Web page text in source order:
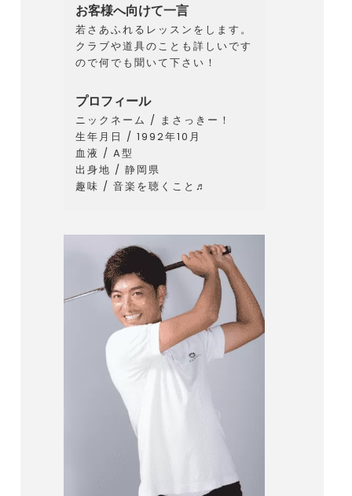
お客様へ向けて一言
若さあふれるレッスンをします。
クラブや道具のことも詳しいです
ので何でも聞いて下さい！
プロフィール
ニックネーム / まさっきー！
生年月日 / 1992年10月
血液 / A型
出身地 / 静岡県
趣味 / 音楽を聴くこと♬